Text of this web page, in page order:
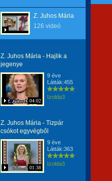
Z. Juhos Mária
126 videó
Z. Juhos Mária - Hajlik a
jegenye
04:02
9 éve
Látták:455
Izolda3
Z. Juhos Mária - Tizpár
csókot egyvégből
01:38
9 éve
Látták:363
Izolda3